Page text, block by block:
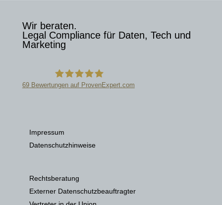
Wir beraten.
Legal Compliance für Daten, Tech und
Marketing
69Bewertungen auf ProvenExpert.com
Impressum
Datenschutzhinweise
Rechtsberatung
Externer Datenschutzbeauftragter